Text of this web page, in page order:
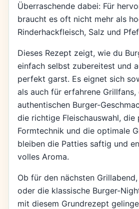
Überraschende dabei: Für
braucht es oft nicht mehr als
Rinderhackfleisch, Salz und
Dieses Rezept zeigt, wie du
einfach selbst zubereitest und
perfekt garst. Es eignet sich
als auch für erfahrene
authentischen Burger-
die richtige Fleischauswahl, die
Formtechnik und die optimale
bleiben die Patties saftig und
volles Aroma.
Ob für den nächsten
oder die klassische Burger-
mit diesem Grundrezept